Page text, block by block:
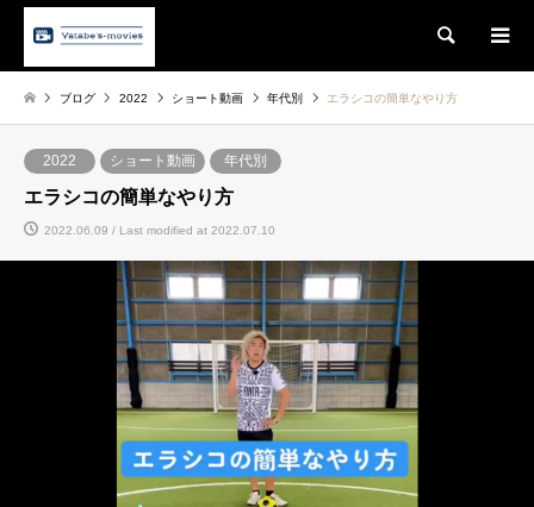
Search
ブログ 2022 ショート動画 年代別 エラシコの簡単なやり方
2022 ショート動画 年代別
エラシコの簡単なやり方
2022.06.09 / Last modified at 2022.07.10